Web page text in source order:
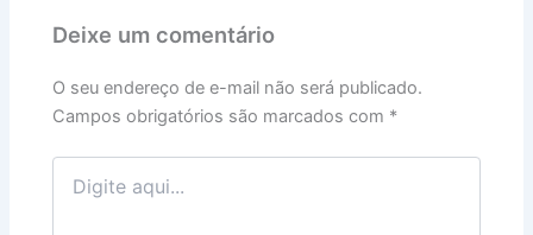
Deixe um comentário
O seu endereço de e-mail não será publicado.
Campos obrigatórios são marcados com *
Digite
aqui...